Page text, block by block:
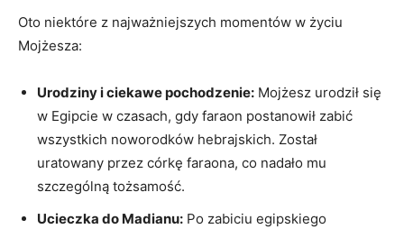
Oto niektóre z najważniejszych momentów w życiu
Mojżesza:
Urodziny i ciekawe pochodzenie: Mojżesz urodził się
w Egipcie w czasach, gdy faraon ⁤postanowił⁢ zabić
wszystkich noworodków hebrajskich. Został
uratowany przez córkę faraona, co nadało mu
szczególną‌ tożsamość.
Ucieczka do Madianu: Po zabiciu egipskiego